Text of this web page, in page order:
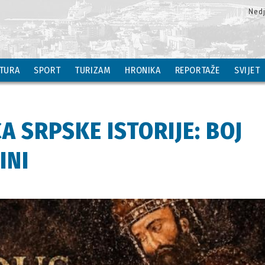
SPORT TURIZAM HRONIKA REPORTAŽE SVIJET
SRPSKE ISTORIJE: BOJ